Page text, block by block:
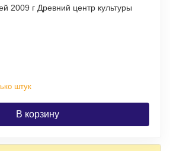
центр культуры
штук
В корзину